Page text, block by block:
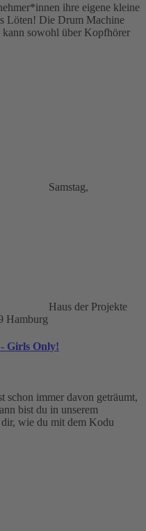
ihre eigene kleine
Löten! Die Drum Machine
sowohl über Kopfhörer
Samstag,
Haus der Projekte
Hamburg
Girls Only!
schon immer davon geträumt,
bist du in unserem
wie du mit dem Kodu